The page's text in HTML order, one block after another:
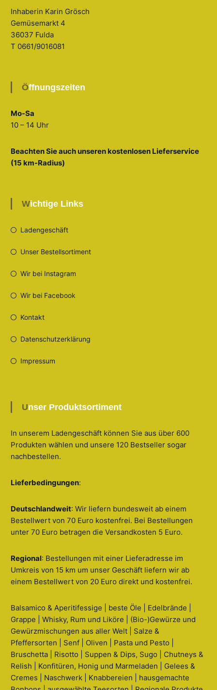
Inhaberin Karin Grösch
Gemüsemarkt 4
36037 Fulda
T 0661/9016081
Öffnungszeiten
Mo-Sa
10 – 14 Uhr
Beachten Sie auch unseren kostenlosen Lieferservice
(15 km-Radius)
Wichtige Links
Ladengeschäft
Unser Bestellsortiment
Wir bei Instagram
Wir bei Facebook
Kontakt
Datenschutzerklärung
Impressum
Unser Produktsortiment
In unserem Ladengeschäft können Sie aus über 600
Produkten wählen und unsere 120 Bestseller sogar
nachbestellen.
Lieferbedingungen:
Deutschlandweit: Wir liefern bundesweit ab einem
Bestellwert von 70 Euro kostenfrei. Bei Bestellungen
unter 70 Euro betragen die Versandkosten 5 Euro.
Regional: Bestellungen mit einer Lieferadresse im
Umkreis von 15 km um unser Geschäft liefern wir ab
einem Bestellwert von 20 Euro direkt und kostenfrei.
Balsamico & Aperitifessige | beste Öle | Edelbrände |
Grappe | Whisky, Rum und Liköre | (Bio-)Gewürze und
Gewürzmischungen aus aller Welt | Salze &
Pfeffersorten | Senf | Oliven | Pasta und Pesto |
Bruschetta | Risotto | Suppen & Dips, Sugo | Chutneys &
Relish | Konfitüren, Honig und Marmeladen | Gelees &
Cremes | Naschwerk | Knabbereien | hausgemachte